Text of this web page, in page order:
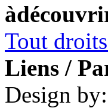
Tout
Liens /
Design by: